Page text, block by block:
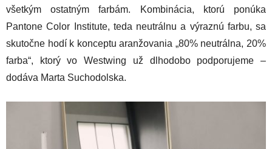
všetkým ostatným farbám. Kombinácia, ktorú ponúka
Pantone Color Institute, teda neutrálnu a výraznú farbu, sa
skutočne hodí k konceptu aranžovania „80% neutrálna, 20%
farba“, ktorý vo Westwing už dlhodobo podporujeme –
dodáva Marta Suchodolska.